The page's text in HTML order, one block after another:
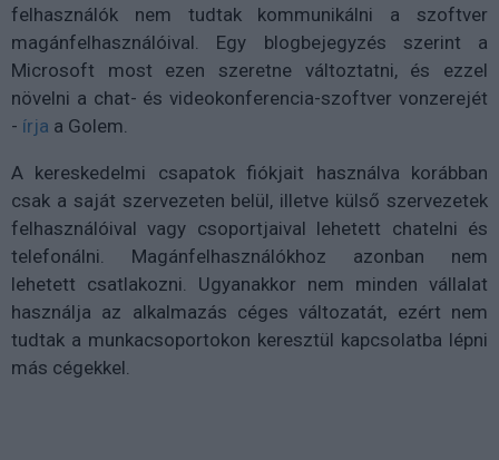
felhasználók nem tudtak kommunikálni a szoftver
magánfelhasználóival. Egy blogbejegyzés szerint a
Microsoft most ezen szeretne változtatni, és ezzel
növelni a chat- és videokonferencia-szoftver vonzerejét
- írja a Golem.
A kereskedelmi csapatok fiókjait használva korábban
csak a saját szervezeten belül, illetve külső szervezetek
felhasználóival vagy csoportjaival lehetett chatelni és
telefonálni. Magánfelhasználókhoz azonban nem
lehetett csatlakozni. Ugyanakkor nem minden vállalat
használja az alkalmazás céges változatát, ezért nem
tudtak a munkacsoportokon keresztül kapcsolatba lépni
más cégekkel.